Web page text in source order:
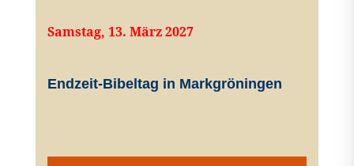
Samstag, 13. März 2027
Endzeit-Bibeltag in Markgröningen